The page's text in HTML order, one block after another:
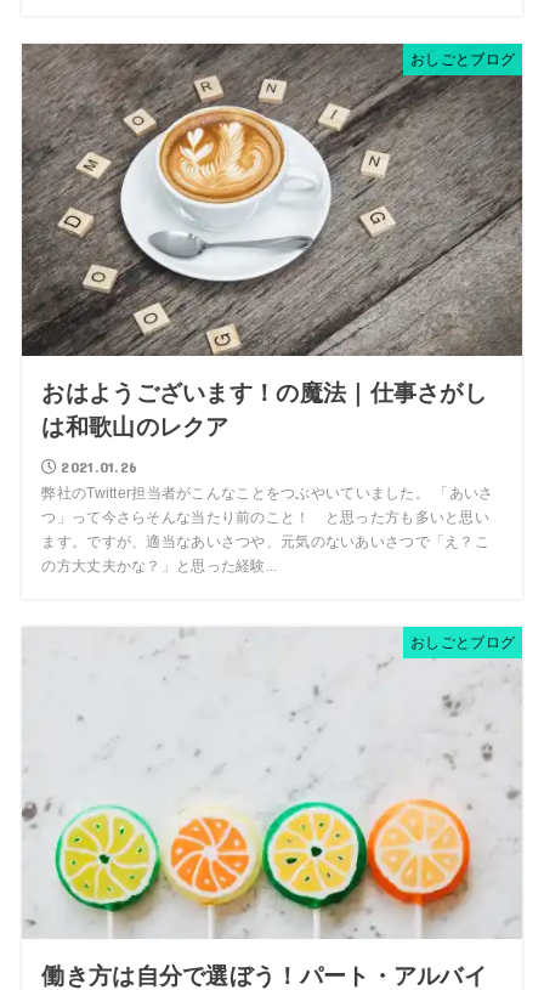
おしごとブログ
おはようございます！の魔法｜仕事さがし
は和歌山のレクア
2021.01.26
弊社のTwitter担当者がこんなことをつぶやいていました。 「あいさ
つ」って今さらそんな当たり前のこと！ と思った方も多いと思い
ます。ですが、適当なあいさつや、元気のないあいさつで「え？こ
の方大丈夫かな？」と思った経験...
おしごとブログ
働き方は自分で選ぼう！パート・アルバイ